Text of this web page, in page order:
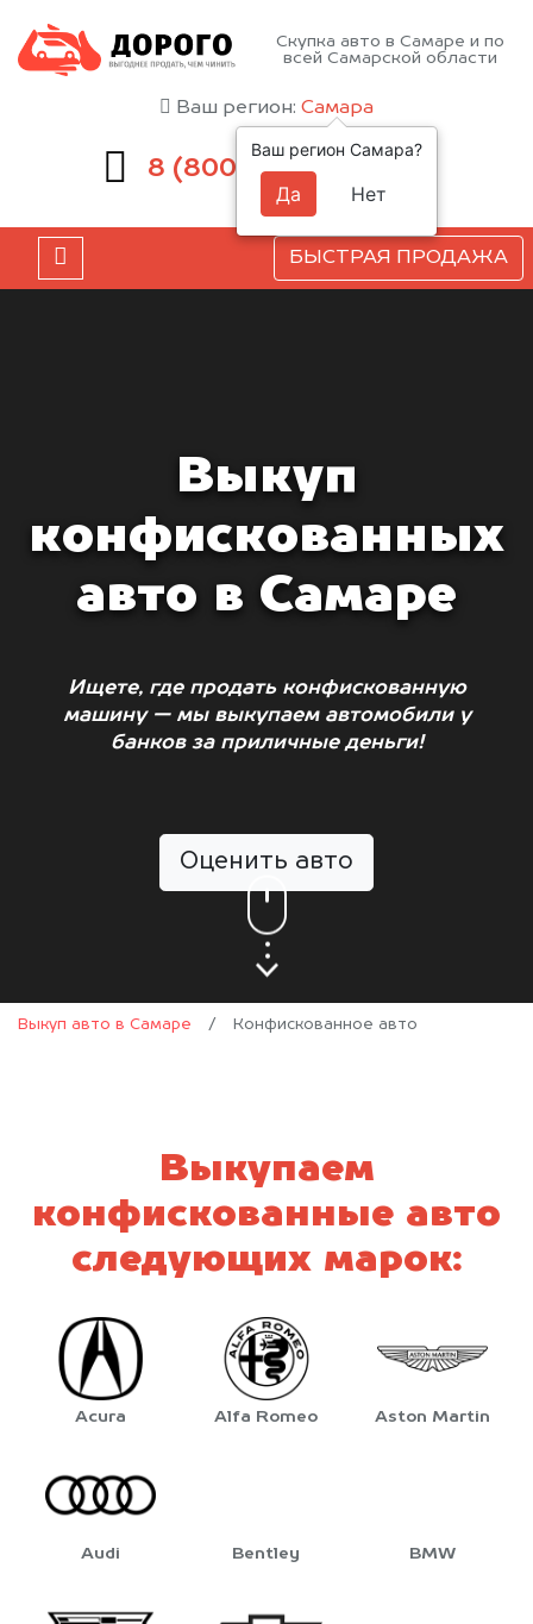
Скупка авто в Самаре и по
всей Самарской области
Ваш регион: Самара
8 (800) 551-81-15
БЫСТРАЯ ПРОДАЖА
Выкуп
конфискованных
авто в Самаре
Ищете, где продать конфискованную
машину — мы выкупаем автомобили у
банков за приличные деньги!
Оценить авто
Выкуп авто в Самаре / Конфискованное авто
Выкупаем
конфискованные авто
следующих марок:
Acura Alfa Romeo Aston Martin
Audi Bentley BMW
Ваш регион Самара?
Да Нет